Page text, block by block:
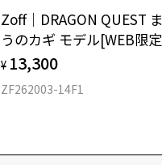
Zoff｜DRAGON QUEST
うのカギ モデル[WEB限
¥ 13,300
ZF262003-14F1